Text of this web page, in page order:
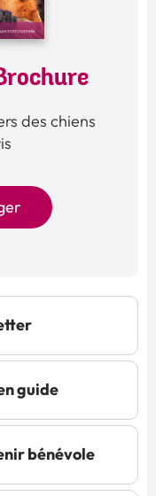
des chiens
guide
bénévole